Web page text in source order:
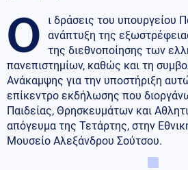
Ο
ι δράσεις του υπουργείου
ανάπτυξη της
της διεθνοποίησης των
πανεπιστημίων, καθώς και τη
Ανάκαμψης για την υποστήριξη
επίκεντρο εκδήλωσης που
Παιδείας, Θρησκευμάτων και
απόγευμα της Τετάρτης, στην
Μουσείο Αλεξάνδρου Σούτσου.